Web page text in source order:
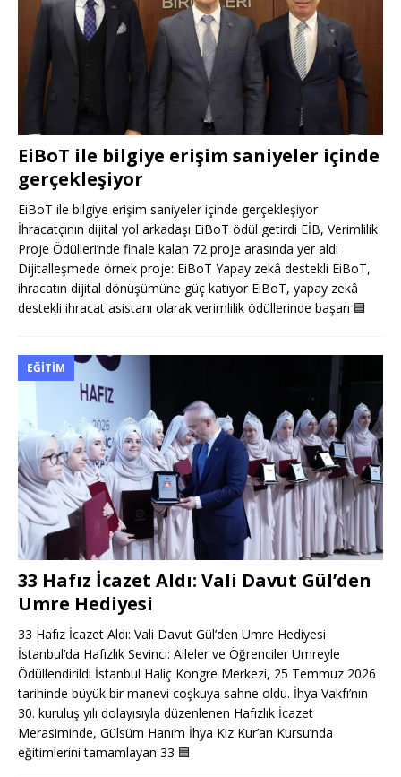
EiBoT ile bilgiye erişim saniyeler içinde
gerçekleşiyor
EiBoT ile bilgiye erişim saniyeler içinde gerçekleşiyor
İhracatçının dijital yol arkadaşı EiBoT ödül getirdi EİB, Verimlilik
Proje Ödülleri’nde finale kalan 72 proje arasında yer aldı
Dijitalleşmede örnek proje: EiBoT Yapay zekâ destekli EiBoT,
ihracatın dijital dönüşümüne güç katıyor EiBoT, yapay zekâ
destekli ihracat asistanı olarak verimlilik ödüllerinde başarı 🟦
EĞITIM
33 Hafız İcazet Aldı: Vali Davut Gül’den
Umre Hediyesi
33 Hafız İcazet Aldı: Vali Davut Gül’den Umre Hediyesi
İstanbul’da Hafızlık Sevinci: Aileler ve Öğrenciler Umreyle
Ödüllendirildi İstanbul Haliç Kongre Merkezi, 25 Temmuz 2026
tarihinde büyük bir manevi coşkuya sahne oldu. İhya Vakfı’nın
30. kuruluş yılı dolayısıyla düzenlenen Hafızlık İcazet
Merasiminde, Gülsüm Hanım İhya Kız Kur’an Kursu’nda
eğitimlerini tamamlayan 33 🟦